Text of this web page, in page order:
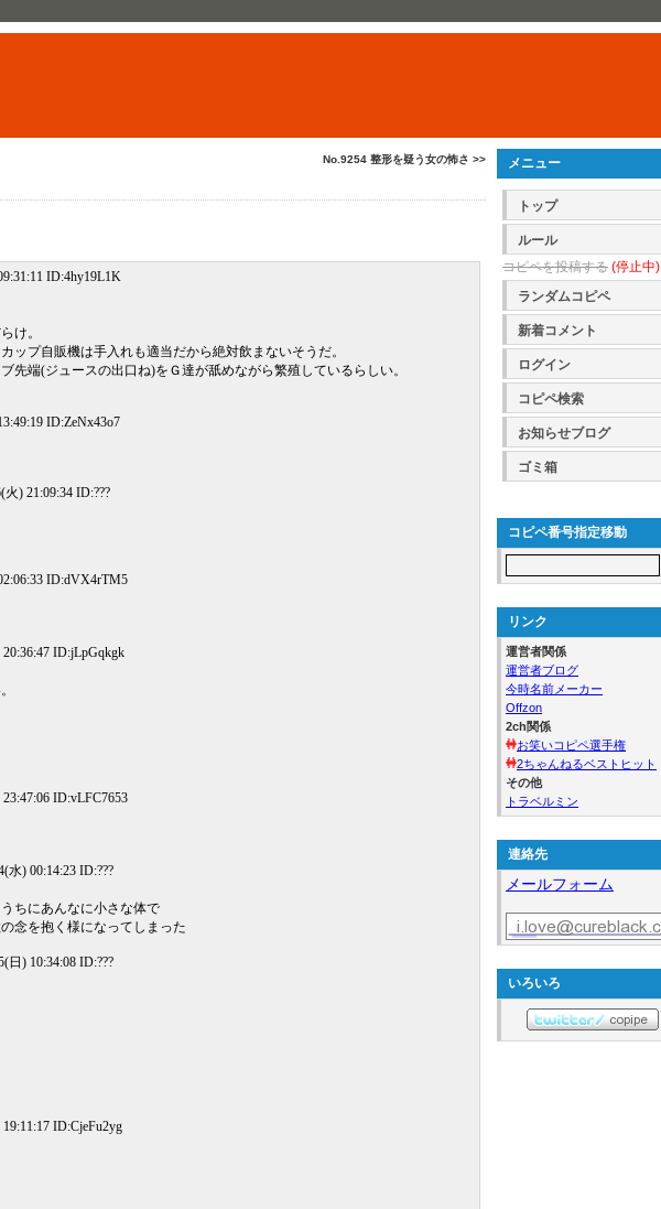
No.9254 整形を疑う女の怖さ >>
ID:4hy19L1K
け。
ップ自販機は手入れも適当だから絶対飲まないそうだ。
先端(ジュースの出口ね)をＧ達が舐めながら繁殖しているらしい。
ID:ZeNx43o7
) 21:09:34 ID:???
ID:dVX4rTM5
ID:jLpGqkgk
ID:vLFC7653
水) 00:14:23 ID:???
ちにあんなに小さな体で
念を抱く様になってしまった
日) 10:34:08 ID:???
ID:CjeFu2yg
メニュー
トップ
ルール
コピペを投稿する (停止中)
ランダムコピペ
新着コメント
ログイン
コピペ検索
お知らせブログ
ゴミ箱
コピペ番号指定移動
リンク
運営者関係
運営者ブログ
今時名前メーカー
Offzon
2ch関係
お笑いコピペ選手権
2ちゃんねるベストヒット
その他
トラベルミン
連絡先
メールフォーム
いろいろ